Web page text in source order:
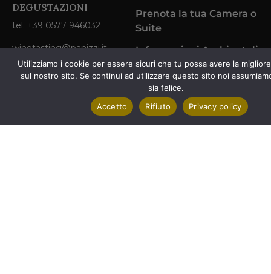
DEGUSTAZIONI
tel. +39 0577 946032
winetasting@panizzi.it
CONTATTI SOGGIORNI
tel. +39 392 4285740
Prenota la tua Camera o
Suite
Informazioni Ambientali
Utilizziamo i cookie per essere sicuri che tu possa avere la
sul nostro sito. Se continui ad utilizzare questo sito noi
sia felice.
Accetto
Rifiuto Privacy policy